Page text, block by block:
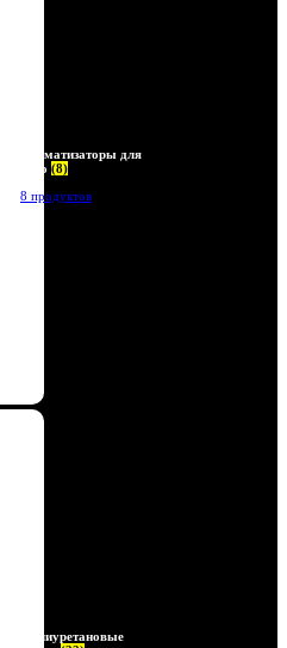
Ароматизаторы для
авто (8)
8 продуктов
Полиуретановые